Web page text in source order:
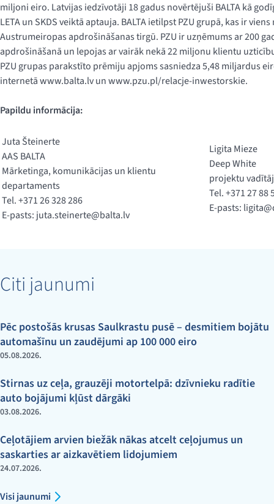
miljoni eiro. Latvijas iedzīvotāji 18 gadus novērtējuši BALTA kā
LETA un SKDS veiktā aptauja. BALTA ietilpst PZU grupā, kas ir
Austrumeiropas apdrošināšanas tirgū. PZU ir uzņēmums ar 200
apdrošināšanā un lepojas ar vairāk nekā 22 miljonu klientu
PZU grupas parakstīto prēmiju apjoms sasniedza 5,48 miljardus
internetā www.balta.lv un www.pzu.pl/relacje-inwestorskie.
Papildu informācija:
Juta Šteinerte
AAS BALTA
Mārketinga, komunikācijas un klientu
departaments
Tel. +371 26 328 286
E-pasts: juta.steinerte@balta.lv
Ligita Mieze
Deep White
projektu
Tel. +371 27 88
E-pasts:
Citi jaunumi
Pēc postošās krusas Saulkrastu pusē – desmitiem bojātu
automašīnu un zaudējumi ap 100 000 eiro
05.08.2026.
Stirnas uz ceļa, grauzēji motortelpā: dzīvnieku radītie
auto bojājumi kļūst dārgāki
03.08.2026.
Ceļotājiem arvien biežāk nākas atcelt ceļojumus un
saskarties ar aizkavētiem lidojumiem
24.07.2026.
Visi jaunumi